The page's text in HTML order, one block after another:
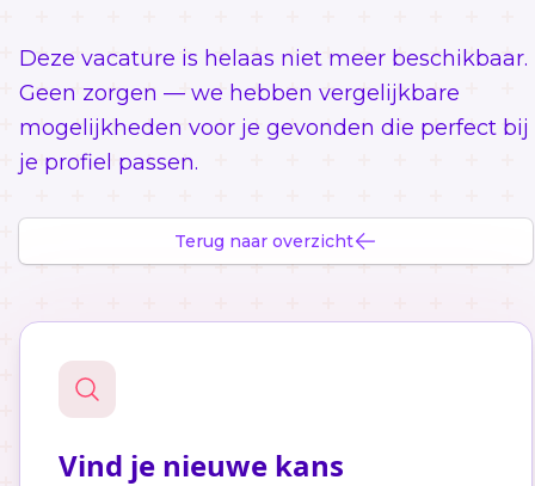
Deze vacature is helaas niet meer beschikbaar.
Geen zorgen — we hebben vergelijkbare
mogelijkheden voor je gevonden die perfect bij
je profiel passen.
Terug naar overzicht
Vind je nieuwe kans